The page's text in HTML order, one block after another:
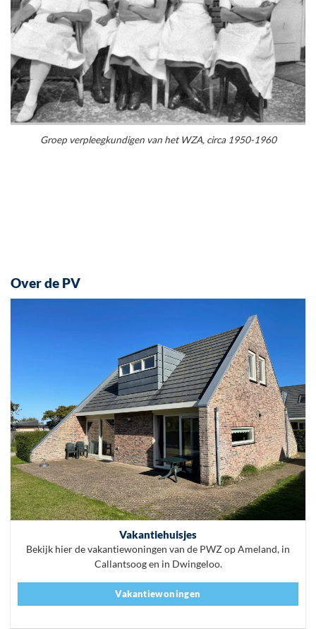
Groep verpleegkundigen van het WZA, circa 1950-1960
Over de PV
Vakantiehuisjes
Bekijk hier de vakantiewoningen van de PWZ op Ameland, in
Callantsoog en in Dwingeloo.
Vakantiewoningen